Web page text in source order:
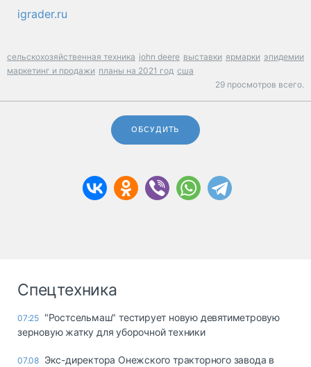
igrader.ru
сельскохозяйственная техника john deere выставки ярмарки эпидемии
маркетинг и продажи планы на 2021 год сша
29 просмотров всего.
ОБСУДИТЬ
Спецтехника
07:25 "Ростсельмаш" тестирует новую девятиметровую
зерновую жатку для уборочной техники
07.08 Экс-директора Онежского тракторного завода в